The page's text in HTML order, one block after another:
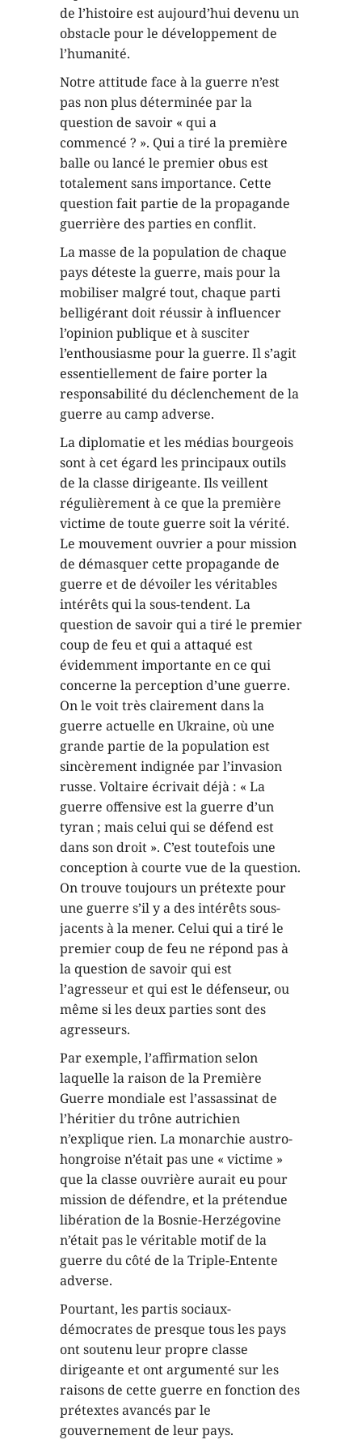
de l’histoire est aujourd’hui devenu un
obstacle pour le développement de
l’humanité.
Notre attitude face à la guerre n’est
pas non plus déterminée par la
question de savoir « qui a
commencé ? ». Qui a tiré la première
balle ou lancé le premier obus est
totalement sans importance. Cette
question fait partie de la propagande
guerrière des parties en conflit.
La masse de la population de chaque
pays déteste la guerre, mais pour la
mobiliser malgré tout, chaque parti
belligérant doit réussir à influencer
l’opinion publique et à susciter
l’enthousiasme pour la guerre. Il s’agit
essentiellement de faire porter la
responsabilité du déclenchement de la
guerre au camp adverse.
La diplomatie et les médias bourgeois
sont à cet égard les principaux outils
de la classe dirigeante. Ils veillent
régulièrement à ce que la première
victime de toute guerre soit la vérité.
Le mouvement ouvrier a pour mission
de démasquer cette propagande de
guerre et de dévoiler les véritables
intérêts qui la sous-tendent. La
question de savoir qui a tiré le premier
coup de feu et qui a attaqué est
évidemment importante en ce qui
concerne la perception d’une guerre.
On le voit très clairement dans la
guerre actuelle en Ukraine, où une
grande partie de la population est
sincèrement indignée par l’invasion
russe. Voltaire écrivait déjà : « La
guerre offensive est la guerre d’un
tyran ; mais celui qui se défend est
dans son droit ». C’est toutefois une
conception à courte vue de la question.
On trouve toujours un prétexte pour
une guerre s’il y a des intérêts sous-
jacents à la mener. Celui qui a tiré le
premier coup de feu ne répond pas à
la question de savoir qui est
l’agresseur et qui est le défenseur, ou
même si les deux parties sont des
agresseurs.
Par exemple, l’affirmation selon
laquelle la raison de la Première
Guerre mondiale est l’assassinat de
l’héritier du trône autrichien
n’explique rien. La monarchie austro-
hongroise n’était pas une « victime »
que la classe ouvrière aurait eu pour
mission de défendre, et la prétendue
libération de la Bosnie-Herzégovine
n’était pas le véritable motif de la
guerre du côté de la Triple-Entente
adverse.
Pourtant, les partis sociaux-
démocrates de presque tous les pays
ont soutenu leur propre classe
dirigeante et ont argumenté sur les
raisons de cette guerre en fonction des
prétextes avancés par le
gouvernement de leur pays.